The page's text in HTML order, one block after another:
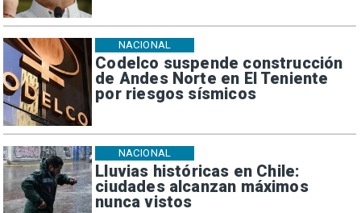
Codelco suspende construcción
de Andes Norte en El Teniente
por riesgos sísmicos
NACIONAL
Lluvias históricas en Chile:
ciudades alcanzan máximos
nunca vistos
NACIONAL